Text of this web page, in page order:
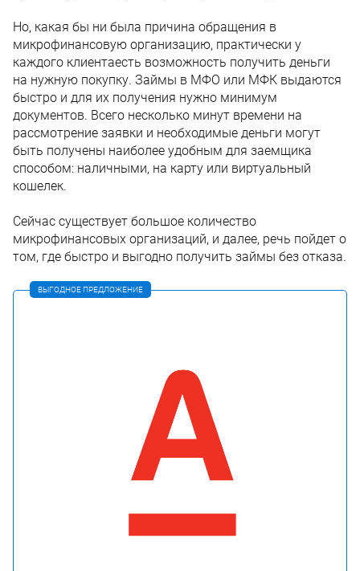
Но, какая бы ни была причина обращения в
микрофинансовую организацию, практически у
каждого клиентаесть возможность получить деньги
на нужную покупку. Займы в МФО или МФК выдаются
быстро и для их получения нужно минимум
документов. Всего несколько минут времени на
рассмотрение заявки и необходимые деньги могут
быть получены наиболее удобным для заемщика
способом: наличными, на карту или виртуальный
кошелек.
Сейчас существует большое количество
микрофинансовых организаций, и далее, речь пойдет о
том, где быстро и выгодно получить займы без отказа.
ВЫГОДНОЕ ПРЕДЛОЖЕНИЕ